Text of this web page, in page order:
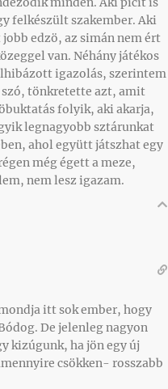
felkészült szakember. Aki
edzö, az simán nem ért
van. Néhány játékos
igazolás, szerintem
tönkretette azt, amit
folyik, aki akarja,
legnagyobb sztárunkat
ahol együtt játszhat egy
még égett a meze,
nem lesz igazam.
itt sok ember, hogy
De jelenleg nagyon
kizúgunk, ha jön egy új
csökken- rosszabb